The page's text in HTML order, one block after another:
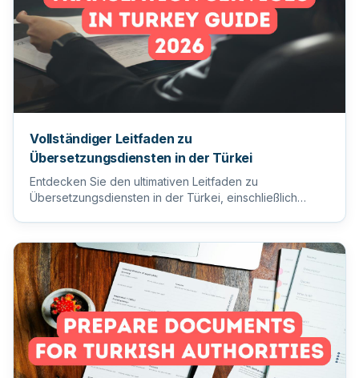
Vollständiger Leitfaden zu
Übersetzungsdiensten in der Türkei
Entdecken Sie den ultimativen Leitfaden zu
Übersetzungsdiensten in der Türkei, einschließlich